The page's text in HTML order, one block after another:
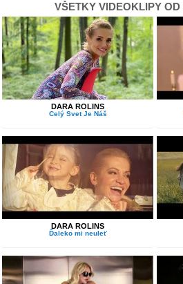
čo mohlo byť sa nekoná, jee-e
ďalší príbeh končí,
tak je to stále dokola. (A tak je to stále dokola)
Chcem tu chvíľu stáť,
pocitov sa vzdať,
chladnú hlavu mať
a všetko spracovať.
Hej, schválne koľkokrát
sa mám báť, (mám báť)?
Pokiaľ iskra preskočí a
mňa bude držať v náručí
ten správny chlap.
Svet sa ďalej točí
a že si môj už neplatí.
a na duši mám záplaty.
Film o večnej láske,
VŠETKY VIDEOKLIPY OD
DARA ROLINS
Celý Svet Je Náš
DARA ROLINS
Ďaleko mi neuleť